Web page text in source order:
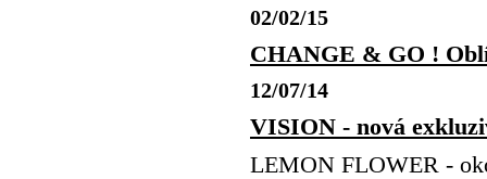
02/02/15
CHANGE & GO !
12/07/14
VISION - nová
LEMON FLOWER -